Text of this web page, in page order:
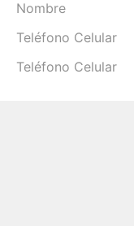
Nombre
Teléfono Celular
Teléfono Celular